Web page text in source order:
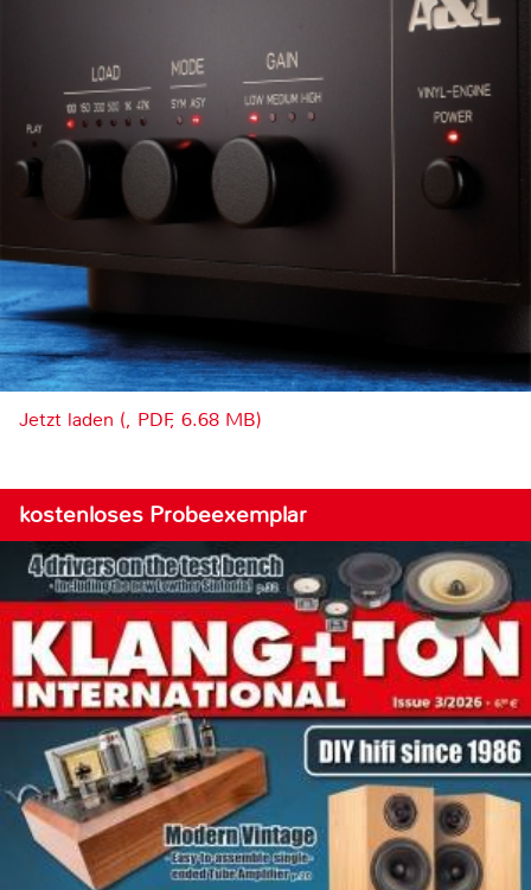
Jetzt laden (, PDF, 6.68 MB)
kostenloses Probeexemplar